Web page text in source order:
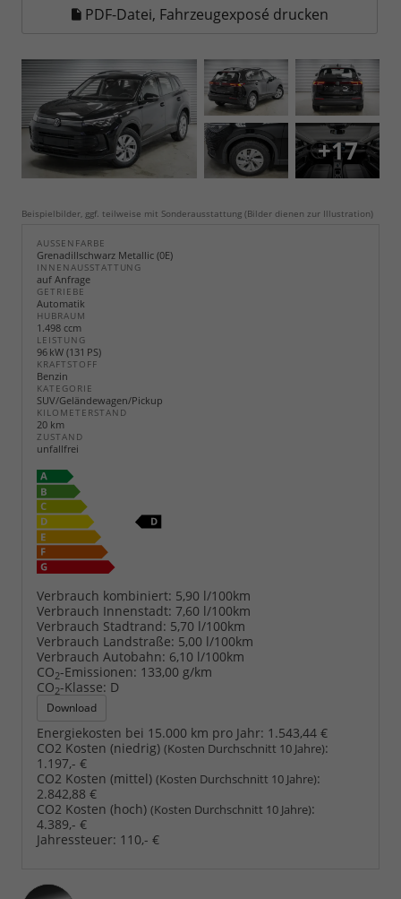
PDF-Datei, Fahrzeugexposé drucken
+17
Beispielbilder, ggf. teilweise mit Sonderausstattung (Bilder dienen zur Illustration)
AUSSENFARBE
Grenadillschwarz Metallic (0E)
INNENAUSSTATTUNG
auf Anfrage
GETRIEBE
Automatik
HUBRAUM
1.498 ccm
LEISTUNG
96 kW (131 PS)
KRAFTSTOFF
Benzin
KATEGORIE
SUV/Geländewagen/Pickup
KILOMETERSTAND
20 km
ZUSTAND
unfallfrei
Verbrauch kombiniert: 5,90 l/100km
Verbrauch Innenstadt: 7,60 l/100km
Verbrauch Stadtrand: 5,70 l/100km
Verbrauch Landstraße: 5,00 l/100km
Verbrauch Autobahn: 6,10 l/100km
CO2-Emissionen: 133,00 g/km
CO2-Klasse: D
Download
Energiekosten bei 15.000 km pro Jahr: 1.543,44 €
CO2 Kosten (niedrig) (Kosten Durchschnitt 10 Jahre):
1.197,- €
CO2 Kosten (mittel) (Kosten Durchschnitt 10 Jahre):
2.842,88 €
CO2 Kosten (hoch) (Kosten Durchschnitt 10 Jahre):
4.389,- €
Jahressteuer: 110,- €